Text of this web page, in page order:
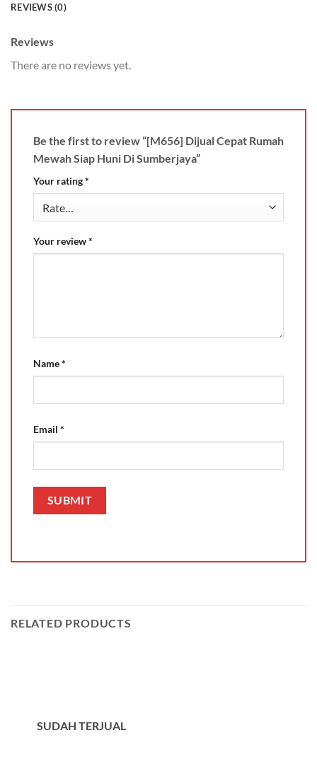
REVIEWS (0)
Reviews
There are no reviews yet.
Be the first to review “[M656] Dijual Cepat Rumah
Mewah Siap Huni Di Sumberjaya”
Your rating*
Your review*
Name*
Email *
RELATED PRODUCTS
SUDAH TERJUAL